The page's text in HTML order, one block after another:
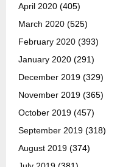
April 2020 (405)
March 2020 (525)
February 2020 (393)
January 2020 (291)
December 2019 (329)
November 2019 (365)
October 2019 (457)
September 2019 (318)
August 2019 (374)